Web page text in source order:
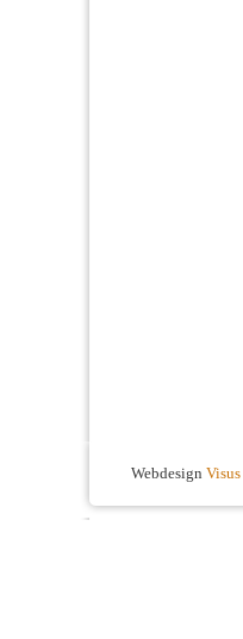
Webdesign Visus